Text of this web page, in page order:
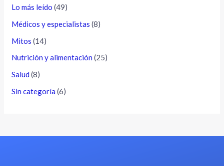
Lo más leído (49)
Médicos y especialistas (8)
Mitos (14)
Nutrición y alimentación (25)
Salud (8)
Sin categoría (6)